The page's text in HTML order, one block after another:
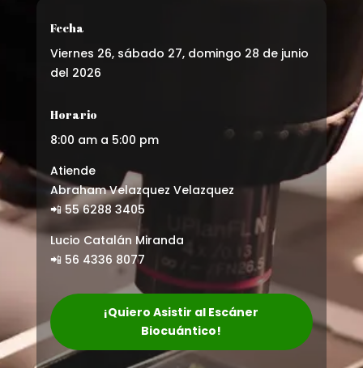
Fecha
Viernes 26, sábado 27, domingo 28 de junio
del 2026
Horario
8:00 am a 5:00 pm
Atiende
Abraham Velazquez Velazquez
📲 55 6288 3405
Lucio Catalán Miranda
📲 56 4336 8077
¡Quiero Asistir al Escáner
Biocuántico!